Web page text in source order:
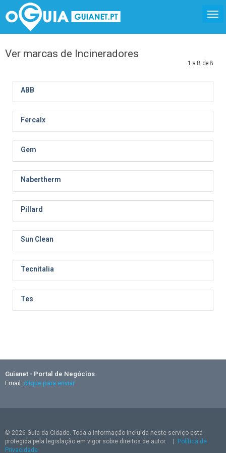
Ver marcas de Incineradores
1 a 8 de 8
ABB
Fercalx
Gem
Nabertherm
Pillard
Sun Clean
Tecnitalia
Tes
Guianet - Portal de Negócios
Email: clique para enviar
© 2026 Guia da Cidade. Toda a informação incluída neste serviço está
protegida pela legislação em vigor sobre direitos de autor.
Política de
Privacidade